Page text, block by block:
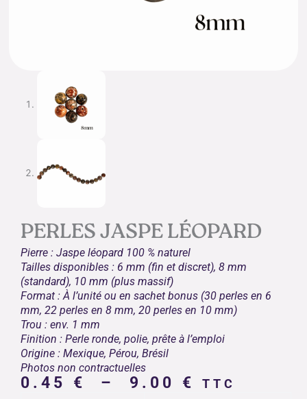
PERLES JASPE LÉOPARD
Pierre : Jaspe léopard 100 % naturel
Tailles disponibles : 6 mm (fin et discret), 8 mm
(standard), 10 mm (plus massif)
Format : À l’unité ou en sachet bonus (30 perles en 6
mm, 22 perles en 8 mm, 20 perles en 10 mm)
Trou : env. 1 mm
Finition : Perle ronde, polie, prête à l’emploi
Origine : Mexique, Pérou, Brésil
Photos non contractuelles
0.45 € – 9.00 € Plage
TTC